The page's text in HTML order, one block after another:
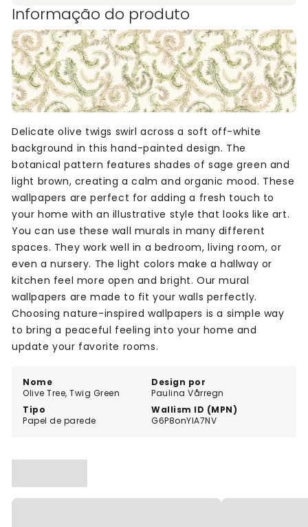
Informação do produto
Nome
Olive Tree, Twig Green
Design por
Paulina Vårregn
Tipo
Papel de parede
Wallism ID (MPN)
G6P8onYlA7NV
Delicate olive twigs swirl across a soft off-white
background in this hand-painted design. The
botanical pattern features shades of sage green and
light brown, creating a calm and organic mood. These
wallpapers are perfect for adding a fresh touch to
your home with an illustrative style that looks like art.
You can use these wall murals in many different
spaces. They work well in a bedroom, living room, or
even a nursery. The light colors make a hallway or
kitchen feel more open and bright. Our mural
wallpapers are made to fit your walls perfectly.
Choosing nature-inspired wallpapers is a simple way
to bring a peaceful feeling into your home and
update your favorite rooms.